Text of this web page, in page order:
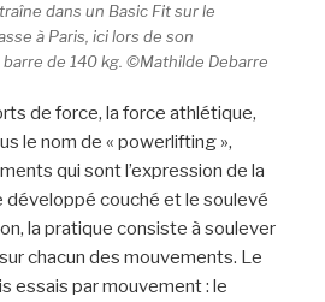
dans un Basic Fit sur le
à Paris, ici lors de son
de 140 kg. ©Mathilde Debarre
de force, la force athlétique,
le nom de « powerlifting »,
qui sont l’expression de la
développé couché et le soulevé
la pratique consiste à soulever
chacun des mouvements. Le
essais par mouvement : le